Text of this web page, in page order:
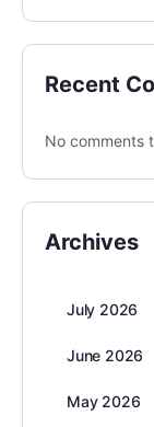
Recent
No comments
Archives
July 2026
June 2026
May 2026